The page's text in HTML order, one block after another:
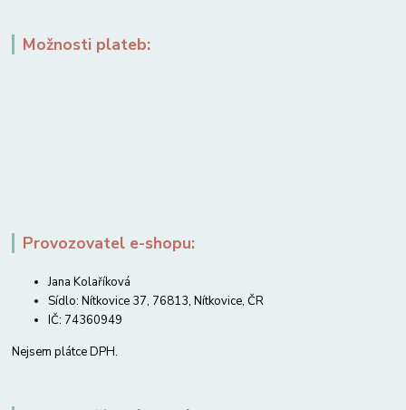
Možnosti plateb:
Provozovatel e-shopu:
Jana Kolaříková
Sídlo: Nítkovice 37, 76813, Nítkovice, ČR
IČ: 74360949
Nejsem plátce DPH.